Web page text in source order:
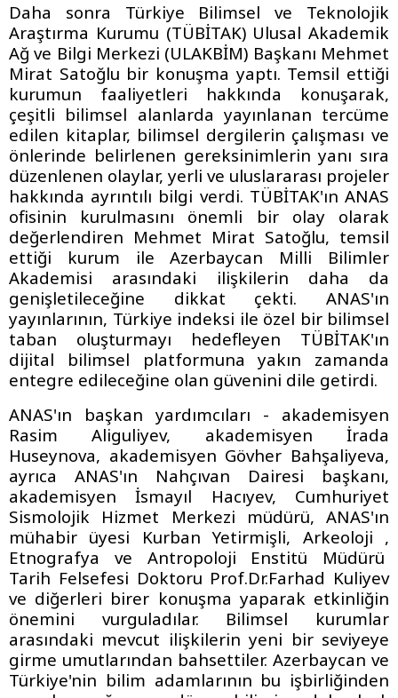
Daha sonra Türkiye Bilimsel ve Teknolojik
Araştırma Kurumu (TÜBİTAK) Ulusal Akademik
Ağ ve Bilgi Merkezi (ULAKBİM) Başkanı Mehmet
Mirat Satoğlu bir konuşma yaptı. Temsil ettiği
kurumun faaliyetleri hakkında konuşarak,
çeşitli bilimsel alanlarda yayınlanan tercüme
edilen kitaplar, bilimsel dergilerin çalışması ve
önlerinde belirlenen gereksinimlerin yanı sıra
düzenlenen olaylar, yerli ve uluslararası projeler
hakkında ayrıntılı bilgi verdi. TÜBİTAK'ın ANAS
ofisinin kurulmasını önemli bir olay olarak
değerlendiren Mehmet Mirat Satoğlu, temsil
ettiği kurum ile Azerbaycan Milli Bilimler
Akademisi arasındaki ilişkilerin daha da
genişletileceğine dikkat çekti. ANAS'ın
yayınlarının, Türkiye indeksi ile özel bir bilimsel
taban oluşturmayı hedefleyen TÜBİTAK'ın
dijital bilimsel platformuna yakın zamanda
entegre edileceğine olan güvenini dile getirdi.
ANAS'ın başkan yardımcıları - akademisyen
Rasim Aliguliyev, akademisyen İrada
Huseynova, akademisyen Gövher Bahşaliyeva,
ayrıca ANAS'ın Nahçıvan Dairesi başkanı,
akademisyen İsmayıl Hacıyev, Cumhuriyet
Sismolojik Hizmet Merkezi müdürü, ANAS'ın
mühabir üyesi Kurban Yetirmişli, Arkeoloji ,
Etnografya ve Antropoloji Enstitü Müdürü
Tarih Felsefesi Doktoru Prof.Dr.Farhad Kuliyev
ve diğerleri birer konuşma yaparak etkinliğin
önemini vurguladılar. Bilimsel kurumlar
arasındaki mevcut ilişkilerin yeni bir seviyeye
girme umutlarından bahsettiler. Azerbaycan ve
Türkiye'nin bilim adamlarının bu işbirliğinden